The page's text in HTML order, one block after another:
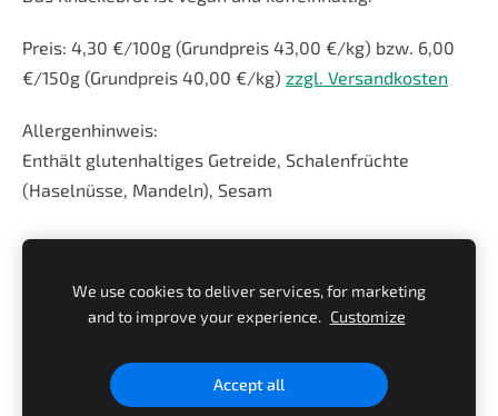
Preis: 4,30 €/100g (Grundpreis 43,00 €/kg) bzw. 6,00
€/150g (Grundpreis 40,00 €/kg) zzgl. Versandkosten
Allergenhinweis:
Enthält glutenhaltiges Getreide, Schalen­früchte
(Haselnüsse, Mandeln), Sesam
Widerruf
We use cookies to deliver services, for marketing
and to improve your experience. Customize
Accept all